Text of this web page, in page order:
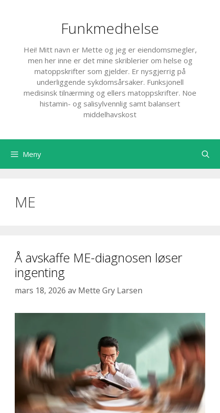
Funkmedhelse
Hei! Mitt navn er Mette og jeg er eiendomsmegler,
men her inne er det mine skriblerier om helse og
matoppskrifter som gjelder. Er nysgjerrig på
underliggende sykdomsårsaker. Funksjonell
medisinsk tilnærming og ellers matoppskrifter. Noe
histamin- og salisylvennlig samt balansert
middelhavskost
Meny
ME
Å avskaffe ME-diagnosen løser
ingenting
mars 18, 2026 av Mette Gry Larsen